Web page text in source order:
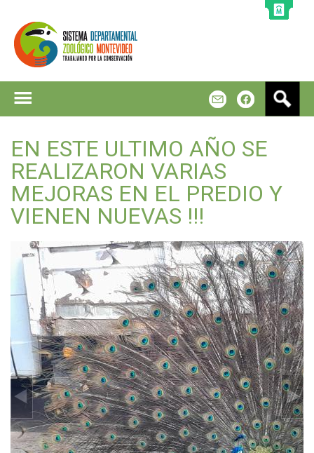
EN ESTE ULTIMO AÑO SE
REALIZARON VARIAS
MEJORAS EN EL PREDIO Y
VIENEN NUEVAS !!!
s
a